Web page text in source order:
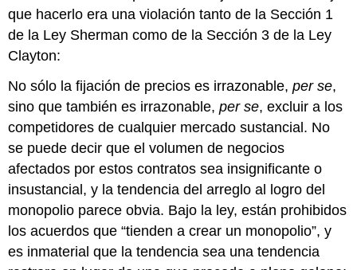
que hacerlo era una violación tanto de la Sección 1
de la Ley Sherman como de la Sección 3 de la Ley
Clayton:
No sólo la fijación de precios es irrazonable,per se,
sino que también es irrazonable,per se, excluir a los
competidores de cualquier mercado sustancial. No
se puede decir que el volumen de negocios
afectados por estos contratos sea insignificante o
insustancial, y la tendencia del arreglo al logro del
monopolio parece obvia. Bajo la ley, están prohibidos
los acuerdos que “tienden a crear un monopolio”, y
es inmaterial que la tendencia sea una tendencia